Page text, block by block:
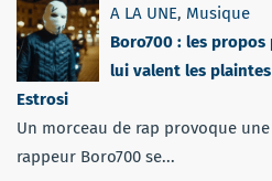
A LA UNE, Musique
Boro700 : les
lui valent les
Estrosi
Un morceau de rap provoque
rappeur Boro700 se...